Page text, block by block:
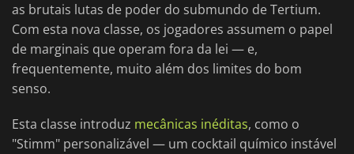
as brutais lutas de poder do submundo de Tertium.
Com esta nova classe, os jogadores assumem o papel
de marginais que operam fora da lei — e,
frequentemente, muito além dos limites do bom
senso.
Esta classe introduz mecânicas inéditas, como o
"Stimm" personalizável — um cocktail químico instável